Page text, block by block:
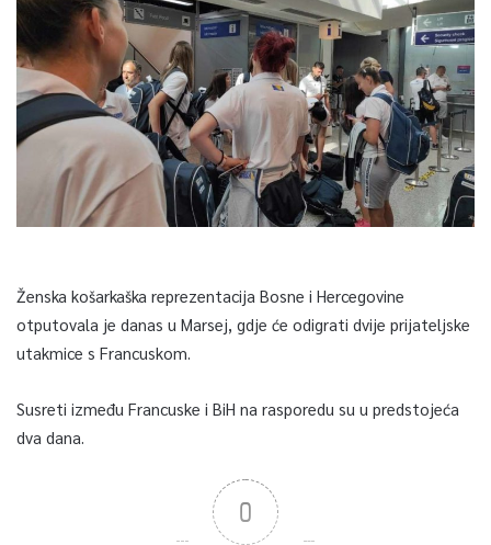
Ženska košarkaška reprezentacija Bosne i Hercegovine
otputovala je danas u Marsej, gdje će odigrati dvije prijateljske
utakmice s Francuskom.
Susreti između Francuske i BiH na rasporedu su u predstojeća
dva dana.
0